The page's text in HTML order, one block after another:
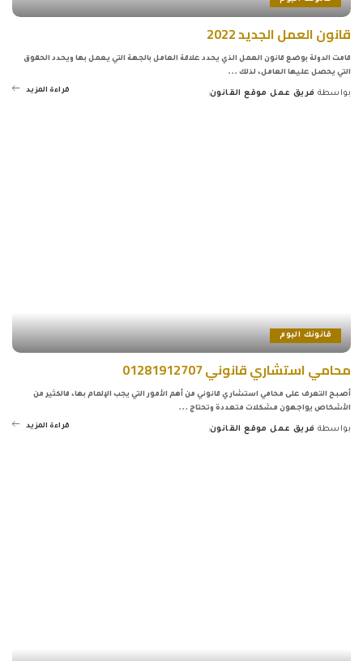
قانون العمل الجديد 2022
قامت الدولة بوضع قانون العمل الذي يحدد علاقة العامل بالجهة التي يعمل بها ويحدد الحقوق
التي يحصل عليها العامل، لذلك ...
Posted
بواسطة فريق عمل موقع القانون قراءة المزيد
قانونك اليوم
محامي استشاري قانوني 01281912707
أصبح التعرف على محامي استشاري قانوني من أهم الأمور التي يجب الإلمام بها، فالكثير من
الأشخاص يواجهون مشكلات متعددة وتحتاج ...
بواسطة فريق عمل موقع القانون قراءة المزيد